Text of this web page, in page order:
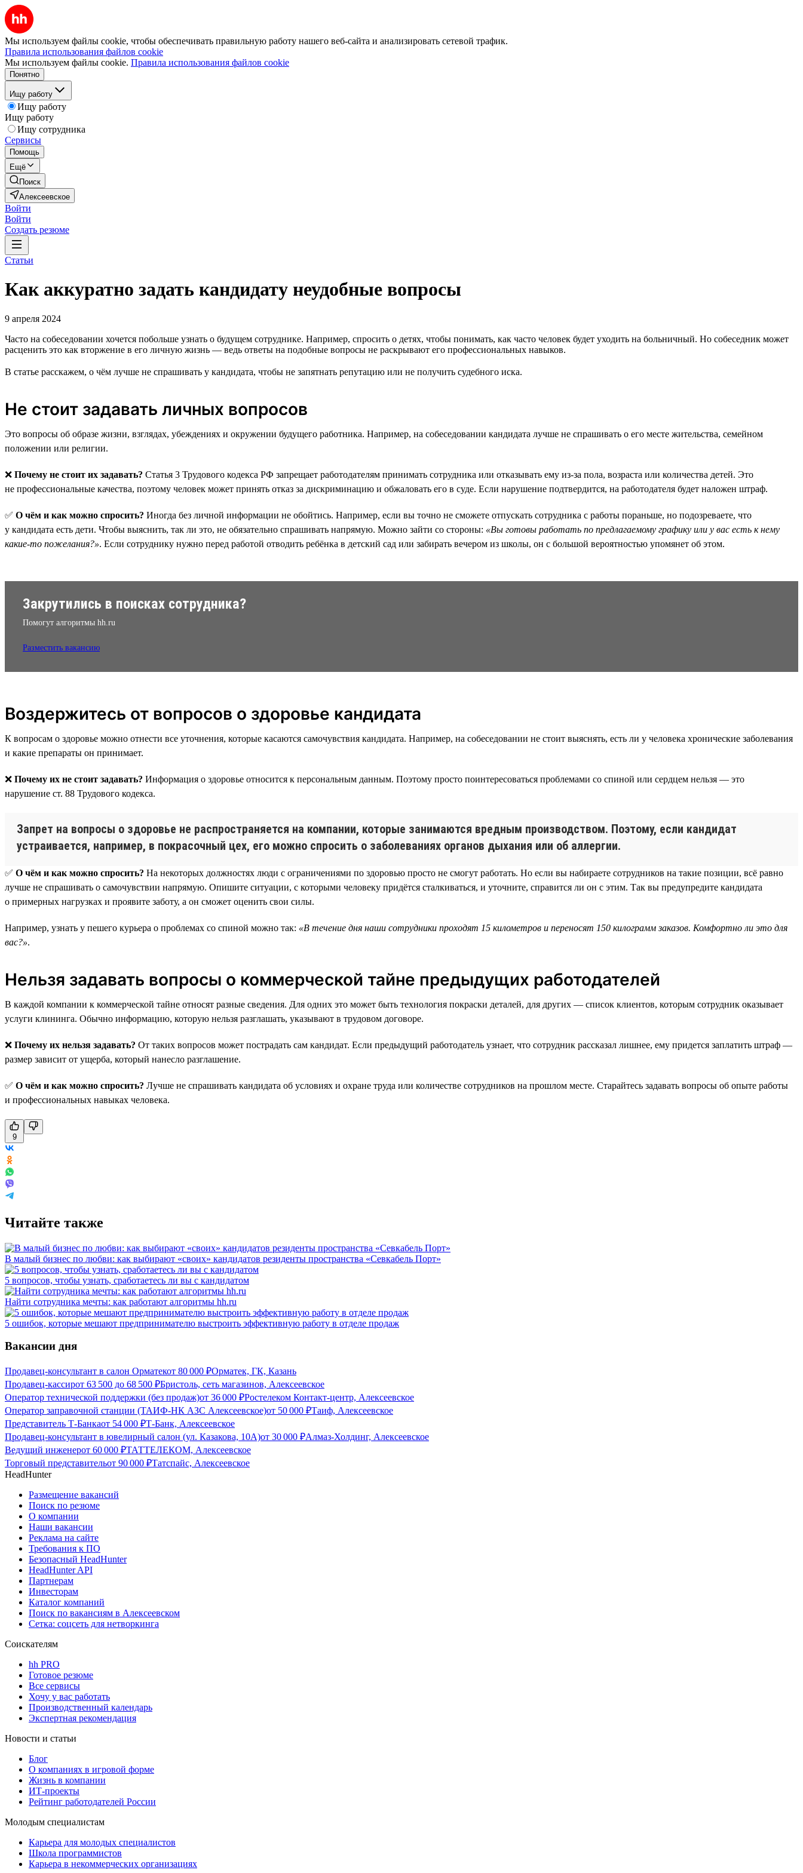
Мы используем файлы cookie, чтобы обеспечивать правильную работу нашего веб-сайта и анализировать сетевой трафик.
Правила использования файлов cookie
Мы используем файлы cookie. Правила использования файлов cookie
Понятно
Ищу работу
Ищу работу
Ищу работу
Ищу сотрудника
Сервисы
Помощь
Ещё
Поиск
Алексеевское
Войти
Войти
Создать резюме
Статьи
Как аккуратно задать кандидату неудобные вопросы
9 апреля 2024
Часто на собеседовании хочется побольше узнать о будущем сотруднике. Например, спросить о детях, чтобы понимать, как часто человек будет уходить на больничный. Но собеседник может
расценить это как вторжение в его личную жизнь — ведь ответы на подобные вопросы не раскрывают его профессиональных навыков.
В статье расскажем, о чём лучше не спрашивать у кандидата, чтобы не запятнать репутацию или не получить судебного иска.
Не стоит задавать личных вопросов
Это вопросы об образе жизни, взглядах, убеждениях и окружении будущего работника. Например, на собеседовании кандидата лучше не спрашивать о его месте жительства, семейном
положении или религии.
❌ Почему не стоит их задавать? Статья 3 Трудового кодекса РФ запрещает работодателям принимать сотрудника или отказывать ему из-за пола, возраста или количества детей. Это
не профессиональные качества, поэтому человек может принять отказ за дискриминацию и обжаловать его в суде. Если нарушение подтвердится, на работодателя будет наложен штраф.
✅ О чём и как можно спросить? Иногда без личной информации не обойтись. Например, если вы точно не сможете отпускать сотрудника с работы пораньше, но подозреваете, что
у кандидата есть дети. Чтобы выяснить, так ли это, не обязательно спрашивать напрямую. Можно зайти со стороны: «Вы готовы работать по предлагаемому графику или у вас есть к нему
какие-то пожелания?». Если сотруднику нужно перед работой отводить ребёнка в детский сад или забирать вечером из школы, он с большой вероятностью упомянет об этом.
Закрутились в поисках сотрудника?
Помогут алгоритмы hh.ru
Разместить вакансию
Воздержитесь от вопросов о здоровье кандидата
К вопросам о здоровье можно отнести все уточнения, которые касаются самочувствия кандидата. Например, на собеседовании не стоит выяснять, есть ли у человека хронические заболевания
и какие препараты он принимает.
❌ Почему их не стоит задавать? Информация о здоровье относится к персональным данным. Поэтому просто поинтересоваться проблемами со спиной или сердцем нельзя — это
нарушение ст. 88 Трудового кодекса.
Запрет на вопросы о здоровье не распространяется на компании, которые занимаются вредным производством. Поэтому, если кандидат
устраивается, например, в покрасочный цех, его можно спросить о заболеваниях органов дыхания или об аллергии.
✅ О чём и как можно спросить? На некоторых должностях люди с ограничениями по здоровью просто не смогут работать. Но если вы набираете сотрудников на такие позиции, всё равно
лучше не спрашивать о самочувствии напрямую. Опишите ситуации, с которыми человеку придётся сталкиваться, и уточните, справится ли он с этим. Так вы предупредите кандидата
о примерных нагрузках и проявите заботу, а он сможет оценить свои силы.
Например, узнать у пешего курьера о проблемах со спиной можно так: «В течение дня наши сотрудники проходят 15 километров и переносят 150 килограмм заказов. Комфортно ли это для
вас?».
Нельзя задавать вопросы о коммерческой тайне предыдущих работодателей
В каждой компании к коммерческой тайне относят разные сведения. Для одних это может быть технология покраски деталей, для других — список клиентов, которым сотрудник оказывает
услуги клининга. Обычно информацию, которую нельзя разглашать, указывают в трудовом договоре.
❌ Почему их нельзя задавать? От таких вопросов может пострадать сам кандидат. Если предыдущий работодатель узнает, что сотрудник рассказал лишнее, ему придется заплатить штраф —
размер зависит от ущерба, который нанесло разглашение.
✅ О чём и как можно спросить? Лучше не спрашивать кандидата об условиях и охране труда или количестве сотрудников на прошлом месте. Старайтесь задавать вопросы об опыте работы
и профессиональных навыках человека.
9
Читайте также
В малый бизнес по любви: как выбирают «своих» кандидатов резиденты пространства «Севкабель Порт»
5 вопросов, чтобы узнать, сработаетесь ли вы с кандидатом
Найти сотрудника мечты: как работают алгоритмы hh.ru
5 ошибок, которые мешают предпринимателю выстроить эффективную работу в отделе продаж
Вакансии дня
Продавец-консультант в салон Орматекот 80 000 ₽Орматек, ГК, Казань
Продавец-кассирот 63 500 до 68 500 ₽Бристоль, сеть магазинов, Алексеевское
Оператор технической поддержки (без продаж)от 36 000 ₽Ростелеком Контакт-центр, Алексеевское
Оператор заправочной станции (ТАИФ-НК АЗС Алексеевское)от 50 000 ₽Таиф, Алексеевское
Представитель Т-Банкаот 54 000 ₽Т-Банк, Алексеевское
Продавец-консультант в ювелирный салон (ул. Казакова, 10А)от 30 000 ₽Алмаз-Холдинг, Алексеевское
Ведущий инженерот 60 000 ₽ТАТТЕЛЕКОМ, Алексеевское
Торговый представительот 90 000 ₽Татспайс, Алексеевское
HeadHunter
Размещение вакансий
Поиск по резюме
О компании
Наши вакансии
Реклама на сайте
Требования к ПО
Безопасный HeadHunter
HeadHunter API
Партнерам
Инвесторам
Каталог компаний
Поиск по вакансиям в Алексеевском
Сетка: соцсеть для нетворкинга
Соискателям
hh PRO
Готовое резюме
Все сервисы
Хочу у вас работать
Производственный календарь
Экспертная рекомендация
Новости и статьи
Блог
О компаниях в игровой форме
Жизнь в компании
ИТ-проекты
Рейтинг работодателей России
Молодым специалистам
Карьера для молодых специалистов
Школа программистов
Карьера в некоммерческих организациях